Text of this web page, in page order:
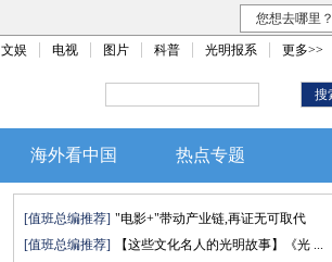
您想去哪里？
文娱 电视 图片 科普 光明报系 更多>>
海外看中国 热点专题
[值班总编推荐] "电影+"带动产业链,再证无可取代
[值班总编推荐]
【这些文化名人的光明故事】《光 ...